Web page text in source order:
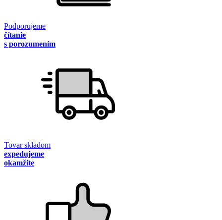
Podporujeme
čítanie
s porozumením
Tovar skladom
expedujeme
okamžite